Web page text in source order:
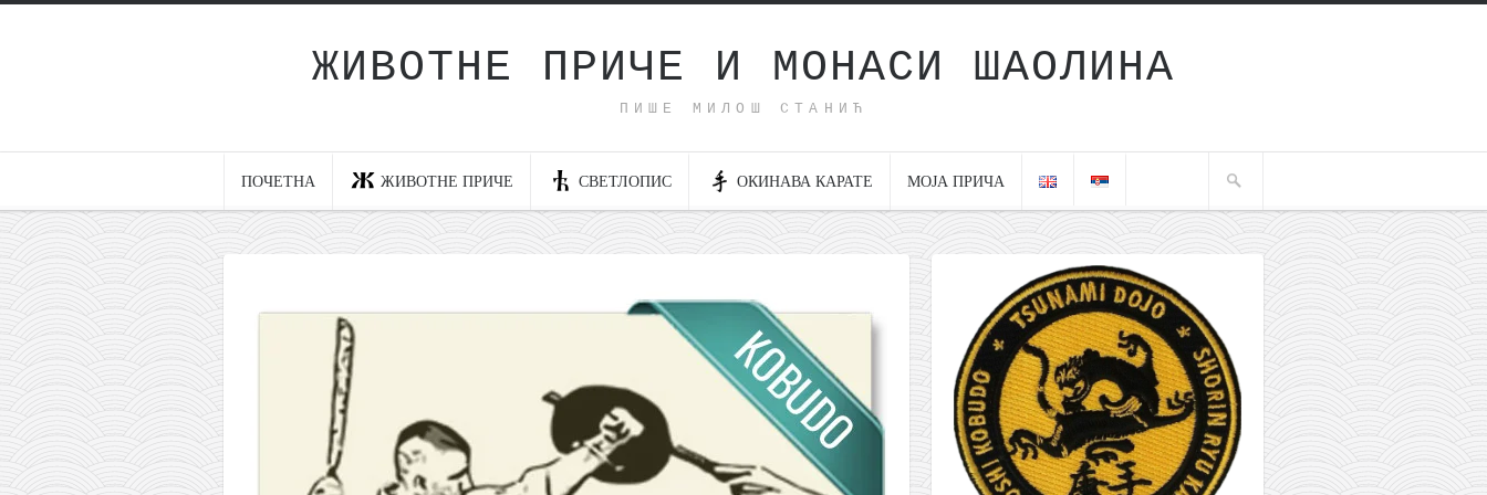
ЖИВОТНЕ ПРИЧЕ И МОНАСИ ШАОЛИНА
ПИШЕ МИЛОШ СТАНИЋ
ПОЧЕТНА ЖИВОТНЕ ПРИЧЕ СВЕТЛОПИС ОКИНАВА КАРАТЕ МОЈА ПРИЧА
интернет пословање
исхраном до здравља
мој хаику
моменти и места
бонус садржај
светлопис
законоправило
духовни отац